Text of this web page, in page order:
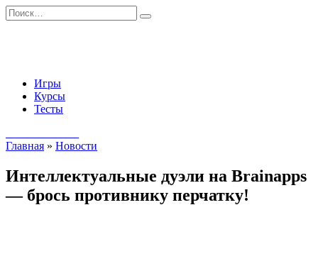
Перейти
к
Search
for:
Игры
Курсы
Тесты
Главная » Новости
Интеллектуальные дуэли на Brainapps
— брось противнику перчатку!